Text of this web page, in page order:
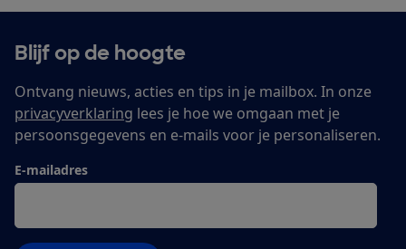
Blijf op de hoogte
Ontvang nieuws, acties en tips in je mailbox. In onze
privacyverklaring lees je hoe we omgaan met je
persoonsgegevens en e-mails voor je personaliseren.
E-mailadres